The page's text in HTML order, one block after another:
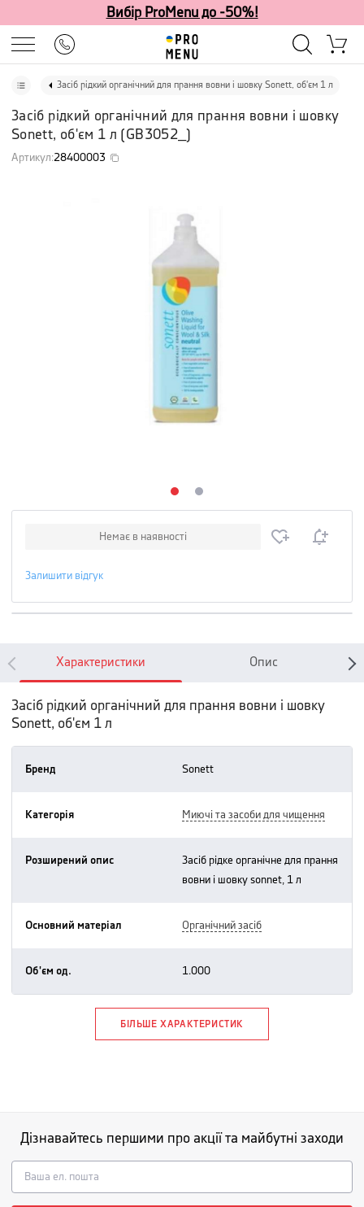
Вибір ProMenu до -50%!
Засіб рідкий органічний для прання вовни і шовку Sonett, об'єм 1 л
Засіб рідкий органічний для прання вовни і шовку
Sonett, об'єм 1 л (GB3052_ )
Артикул:28400003
Немає в наявності
Залишити відгук
Характеристики Опис
Засіб рідкий органічний для прання вовни і шовку
Sonett, об'єм 1 л
Бренд sonett
Категорія миючі та засоби для чищення
Розширений опис
засіб рідке органічне для прання
вовни і шовку sonnet, 1 л
Основний матеріал органічний засіб
Об'єм од. 1.000
БІЛЬШЕ ХАРАКТЕРИСТИК
Дізнавайтесь першими про акції та майбутні заходи